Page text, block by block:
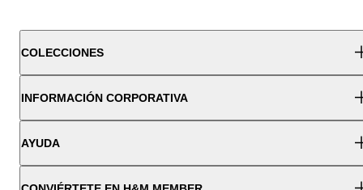
COLECCIONES
INFORMACIÓN CORPORATIVA
AYUDA